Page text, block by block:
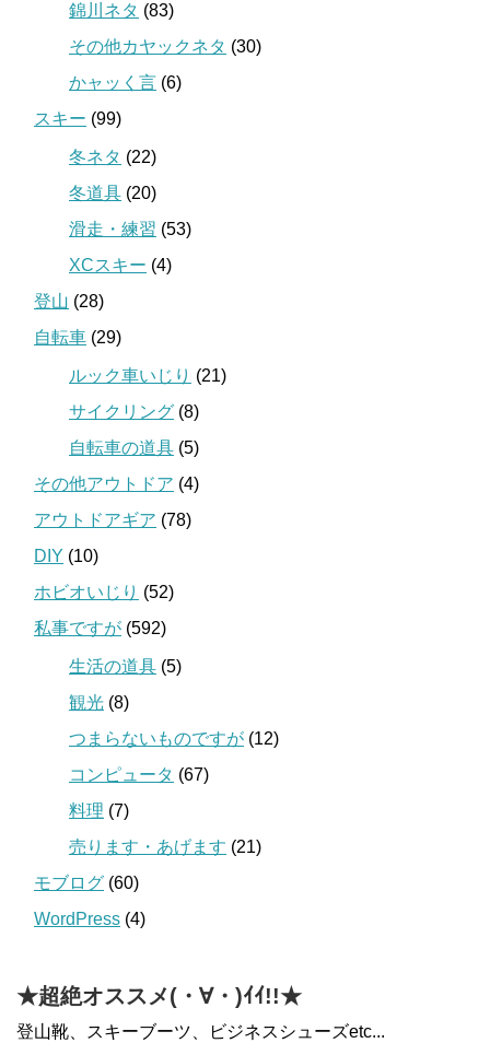
錦川ネタ (83)
その他カヤックネタ (30)
かャッく言 (6)
スキー (99)
冬ネタ (22)
冬道具 (20)
滑走・練習 (53)
XCスキー (4)
登山 (28)
自転車 (29)
ルック車いじり (21)
サイクリング (8)
自転車の道具 (5)
その他アウトドア (4)
アウトドアギア (78)
DIY (10)
ホビオいじり (52)
私事ですが (592)
生活の道具 (5)
観光 (8)
つまらないものですが (12)
コンピュータ (67)
料理 (7)
売ります・あげます (21)
モブログ (60)
WordPress (4)
★超絶オススメ(・∀・)ｲｲ!!★
登山靴、スキーブーツ、ビジネスシューズetc...